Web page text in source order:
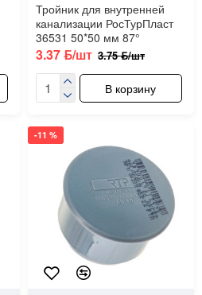
Тройник для внутренней
канализации РосТурПласт
36531 50*50 мм 87°
3.37 ƃ/шт 3.75 ƃ/шт
В корзину
-11 %